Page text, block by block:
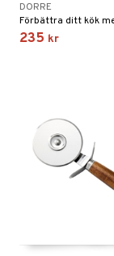
DORRE
235 kr